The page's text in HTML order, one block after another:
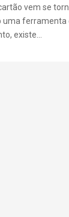
vem se
uma
existe...